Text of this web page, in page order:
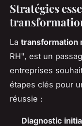
Stratégies
La transformation
RH", est un
entreprises
étapes clés pour
réussie :
Diagnostic